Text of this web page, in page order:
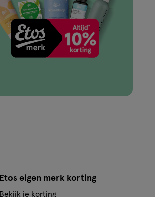
Etos eigen merk korting
Bekijk je korting